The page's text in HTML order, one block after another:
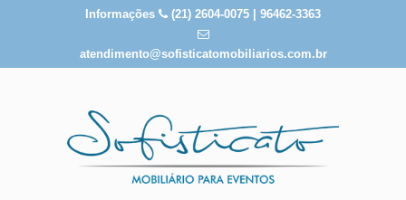
Informações (21) 2604-0075 | 96462-3363
atendimento@sofisticatomobiliarios.com.br